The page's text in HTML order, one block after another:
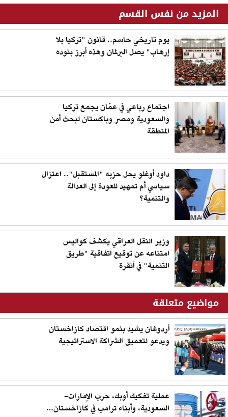
المزيد من نفس القسم
يوم تاريخي حاسم.. قانون "تركيا بلا
إرهاب" يصل البرلمان وهذه أبرز بنوده
اجتماع رباعي في عمّان يجمع تركيا
والسعودية ومصر وباكستان لبحث أمن
المنطقة
داود أوغلو يحل حزبه "المستقبل".. اعتزال
سياسي أم تمهيد للعودة إلى العدالة
والتنمية؟
وزير النقل العراقي يكشف كواليس
امتناعه عن توقيع اتفاقية "طريق
التنمية" في أنقرة
مواضيع متعلقة
أردوغان يشيد بنمو اقتصاد كازاخستان
ويدعو لتعميق الشراكة الاستراتيجية
عملية تفكيك أوبك، حرب الإمارات-
السعودية، وأبناء ترامب في كازاخستان…